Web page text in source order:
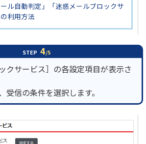
ール自動判定」「迷惑メールブロックサ
利用方法
STEP 4/5
クサービス］の各設定項目が表示さ
受信の条件を選択します。